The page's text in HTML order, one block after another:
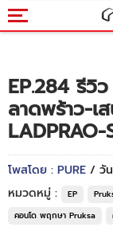
EP.284 รีวิ
ลาดพร้าว-เ
LADPRAO-
โพสโดย : PURE / วัน
หมวดหมู่ :
EP
คอนโด พฤกษา Pruksa